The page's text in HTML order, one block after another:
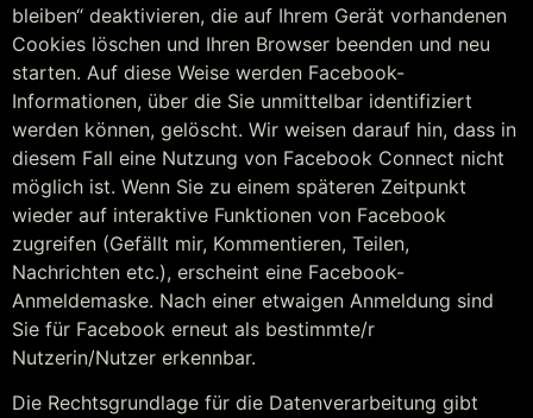
bleiben“ deaktivieren, die auf Ihrem Gerät vorhandenen
Cookies löschen und Ihren Browser beenden und neu
starten. Auf diese Weise werden Facebook-
Informationen, über die Sie unmittelbar identifiziert
werden können, gelöscht. Wir weisen darauf hin, dass in
diesem Fall eine Nutzung von Facebook Connect nicht
möglich ist. Wenn Sie zu einem späteren Zeitpunkt
wieder auf interaktive Funktionen von Facebook
zugreifen (Gefällt mir, Kommentieren, Teilen,
Nachrichten etc.), erscheint eine Facebook-
Anmeldemaske. Nach einer etwaigen Anmeldung sind
Sie für Facebook erneut als bestimmte/r
Nutzerin/Nutzer erkennbar.
Die Rechtsgrundlage für die Datenverarbeitung gibt